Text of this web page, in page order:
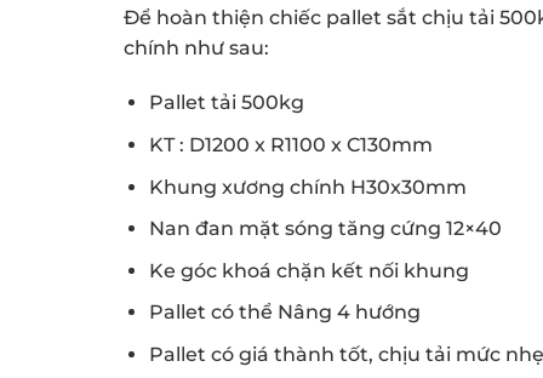
Để hoàn thiện chiếc pallet sắt chịu tải
chính như sau:
Pallet tải 500kg
KT : D1200 x R1100 x C130mm
Khung xương chính H30x30mm
Nan đan mặt sóng tăng cứng 12×40
Ke góc khoá chặn kết nối khung
Pallet có thể Nâng 4 hướng
Pallet có giá thành tốt, chịu tải mức